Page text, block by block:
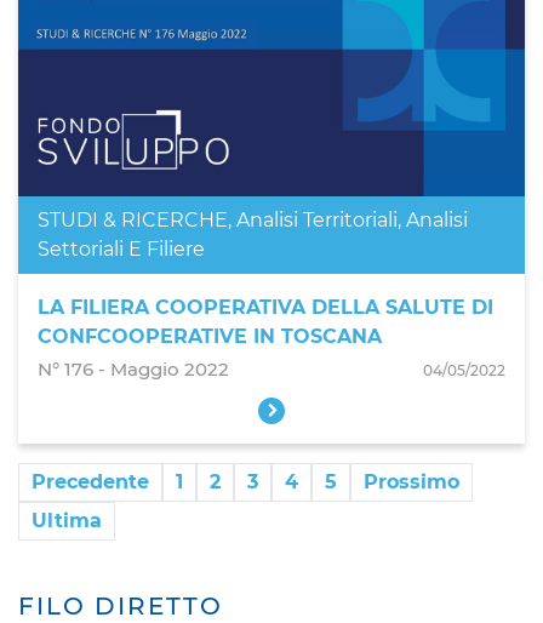
STUDI & RICERCHE, Analisi Territoriali, Analisi
Settoriali E Filiere
LA FILIERA COOPERATIVA DELLA SALUTE DI
CONFCOOPERATIVE IN TOSCANA
N° 176 ‐ Maggio 2022
04/05/2022
Precedente 1 2 3 4 5
Prossimo
Ultima
FILO DIRETTO